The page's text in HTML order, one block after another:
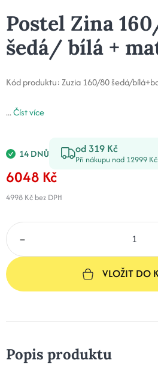
Postel Zina
šedá/ bílá +
Kód produktu:Zuzia 160/80 šedá/
...Číst více
14 DNŮ od 319 Kč
Při nákupu nad 12999
6048 Kč
4998 Kč bez DPH
–
VLOŽIT DO
Popis produktu